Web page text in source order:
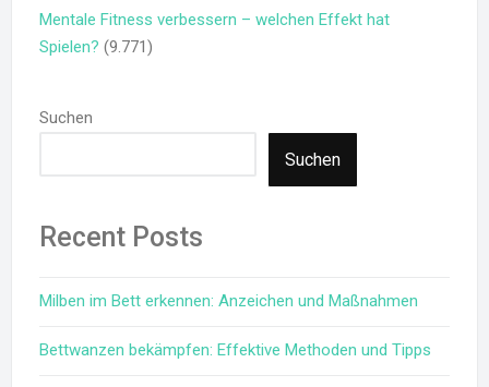
Mentale Fitness verbessern – welchen Effekt hat
Spielen? (9.771)
Suchen
Suchen
Recent Posts
Milben im Bett erkennen: Anzeichen und Maßnahmen
Bettwanzen bekämpfen: Effektive Methoden und Tipps